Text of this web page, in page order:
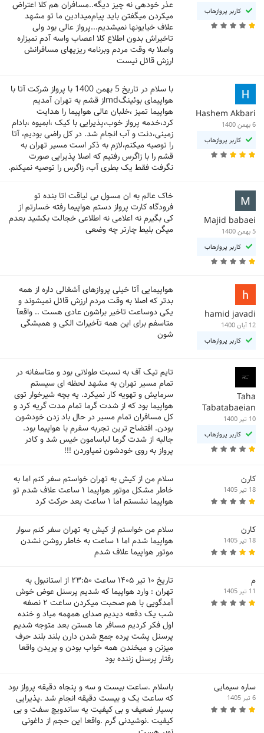
کاربر پروازهاب
عذر خودهی نه چیز دیگه..مسافران هم کلا اعتراض
میکردن میگفتن باید پیام‌میدادین ما تو مشهد
علاف خیایونها نمیشدیم...پرواز عالی بود ولی
تاخیراش بدون اطلاع کلا اعصاب واسه آدم نمیزاره
واصلا به وقت مردم وبرنامه ریزیهای مسافرانش
ارزش قائل نیست
Hashem Akbari
6 بهمن 1400
کاربر پروازهاب
با سلام در تاریخ 5 بهمن 1400 با پرواز شرکت آتا با
هواپیمای بوئینگmdاز قشم به تهران آمدیم
هواپیما تمیز ،خلبان عالی هواپیما را هدایت
کرد،خدمه پرواز خوب،پذیرایی با کیک ،ابمیوه ،بادام
زمینی،دنت و آب انجام شد. در کل راضی بودیم، آتا
را توصیه میکنم،لازم به ذکر است مسیر تهران به
قشم را با زاگرس رفتیم که اصلا پذیرایی صورت
نگرفت فقط یک بطری آب، زاگرس را توصیه نمیکنم.
Majid babaei
5 بهمن 1400
کاربر پروازهاب
خاک عالم به ان مسول بی لیاقت اتا بنده تو
فرودگاه کارت پرواز دستم هواپیما رفته خسارتم از
کی بگیرم نه اعلامی نه اطلاعی خجالت بکشید بعدم
میگن بلیط چارتر چه وضعی
hamid javadi
12 آبان 1400
کاربر پروازهاب
هواپیمایی آتا خیلی پروازهای آشغالی داره از همه
بدتر که اصلا به وقت مردم ارزش قائل نمیشوند و
یکی دوساعت تاخیر براشون عادی هست .. واقعآ
متاسفم برای این همه تآخیرات الکی و همبشگی
شون
Taha
Tabatabaeian
10 تیر 1400
کاربر پروازهاب
تایم تیک آف به نسبت طولانی بود و متاسفانه در
تمام مسیر تهران به مشهد لحظه ای سیستم
سرمایش و تهویه کار نمیکرد. یه بچه شیرخوار توی
هواپیما بود که از شدت گرما تمام مدت گریه کرد و
کل مسافران تمام مسیر در حال باد زدن خودشون
بودن. افتضاح ترین تجربه سفرم با هواپیما بود.
جالبه از شدت گرما لباسامون خیس شد و کادر
پرواز به روی خودشون نمیاوردن !!!
كارن
18 تیر 1405
سلام من از كيش به تهران خواستم سفر كنم اما به
خاطر مشكل موتور هواپيما ١ ساعت علاف شدم تو
هواپيما نشستم اما ١ ساعت بعد حركت كرد
کارن
18 تیر 1405
سلام من خواستم از کیش به تهران سفر کنم سوار
هواپیما شدم اما ۱ ساعت به خاطر روشن نشدن
موتور هواپیما علاف شدم
م
11 تیر 1405
تاریخ ۱۰ تیر ۱۴۰۵ ساعت ۲۳:۵۰ از استانبول به
تهران : وارد هواپیما که شدیم پرسنل عوض خوش
آمدگویی با هم صحبت میکردن ساعت ۲ نصفه
شب یک دفعه دیدیم صدای همهمه میاد و خنده
اول فکر کردیم مسافر ها هستن بعد متوجه شدیم
پرسنل پشت پرده جمع شدن دارن بلند بلند حرف
میزنن و میخندن همه خواب بودن و پریدن واقعا
رفتار پرسنل زننده بود
ساره سیمایی
6 تیر 1405
باسلام .ساعت بیست و سه و پنجاه دقیقه پرواز بود
که ساعت یک و بیست دقیقه انجام شد .پذیرایی
بسیار ضعیف و بی کیفیت یه ساندویچ سفت و بی
کیفیت .نوشیدنی گرم .واقعا این حجم از داغونی